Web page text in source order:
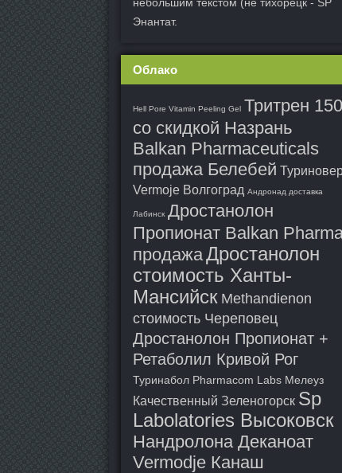
Энантат.
Облако
Hell Pore Vitamin Peeling Gel Тритрен 150
со скидкой Назрань
Balkan Pharmaceuticals
продажа Белебей
Vermoje Волгоград Андронад доставка
Лабинск Дростанолон
Пропионат Balkan
продажаДростанолон
стоимость Ханты-
Мансийск Methandienon
стоимость Череповец
Дростанолон Пропионат +
Ретаболил Кривой Рог
Туринабол Pharmacom Labs Мелеуз
Качественный Зеленогорск Sp
Labolatories Высоковск
Нандролона Деканоат
Vermodje Канаш